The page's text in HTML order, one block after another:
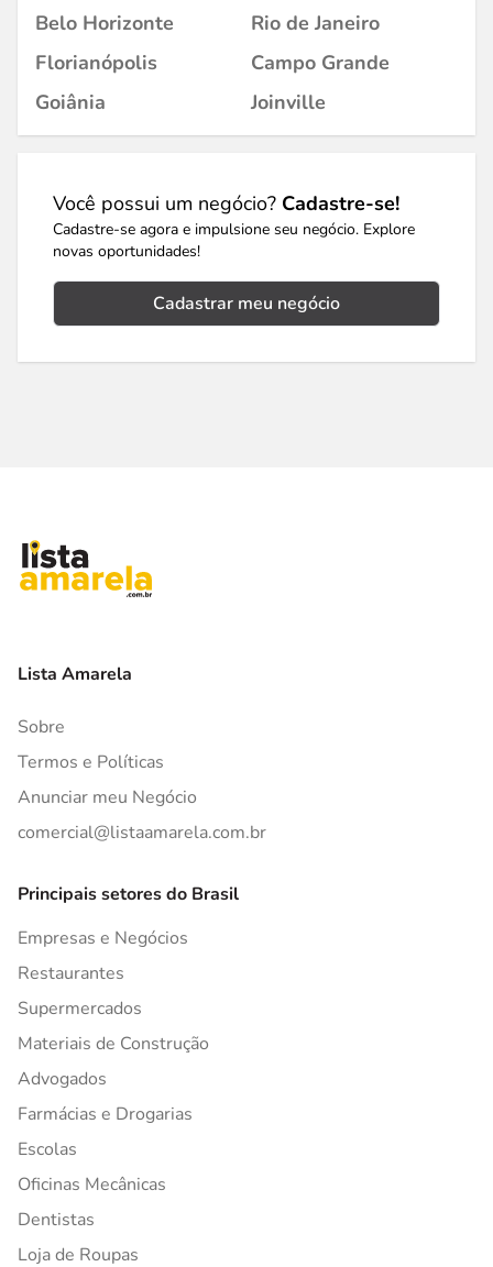
Belo Horizonte
Rio de Janeiro
Florianópolis
Campo Grande
Goiânia
Joinville
Você possui um negócio? Cadastre-se!
Cadastre-se agora e impulsione seu negócio. Explore
novas oportunidades!
Cadastrar meu negócio
Lista Amarela
Sobre
Termos e Políticas
Anunciar meu Negócio
comercial@listaamarela.com.br
Principais setores do Brasil
Empresas e Negócios
Restaurantes
Supermercados
Materiais de Construção
Advogados
Farmácias e Drogarias
Escolas
Oficinas Mecânicas
Dentistas
Loja de Roupas